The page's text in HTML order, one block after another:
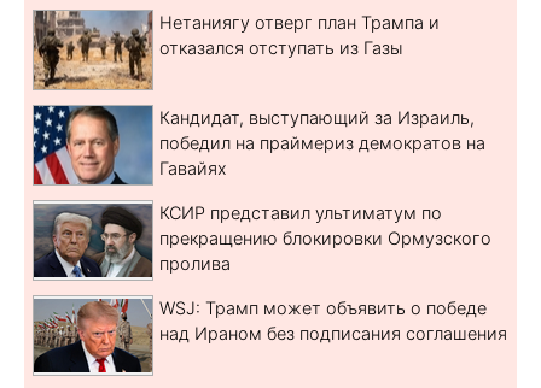
Нетаниягу отверг план Трампа и
отказался отступать из Газы
Кандидат, выступающий за Израиль,
победил на праймериз демократов на
Гавайях
КСИР представил ультиматум по
прекращению блокировки Ормузского
пролива
WSJ: Трамп может объявить о победе
над Ираном без подписания соглашения